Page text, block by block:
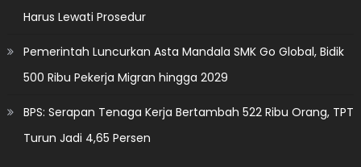
Harus Lewati Prosedur
Pemerintah Luncurkan Asta Mandala SMK Go Global, Bidik
500 Ribu Pekerja Migran hingga 2029
BPS: Serapan Tenaga Kerja Bertambah 522 Ribu Orang, TPT
Turun Jadi 4,65 Persen